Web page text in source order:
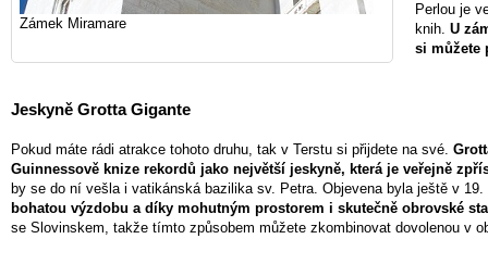
Zámek Miramare
Perlou je
knih. U
si můžete
Jeskyně Grotta Gigante
Pokud máte rádi atrakce tohoto druhu, tak v Terstu si přijdete na své.
Guinnessově knize rekordů jako největší jeskyně, která je veřejně
by se do ní vešla i vatikánská bazilika sv. Petra. Objevena byla ještě v
bohatou výzdobu a díky mohutným prostorem i skutečně obrovské
se Slovinskem, takže tímto způsobem můžete zkombinovat dovolenou v